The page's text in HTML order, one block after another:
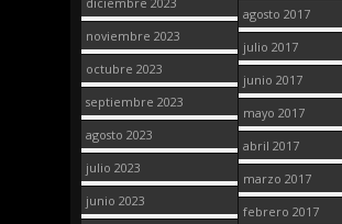
noviembre 2023
octubre 2023
septiembre 2023
agosto 2023
julio 2023
junio 2023
agosto 2017
julio 2017
junio 2017
mayo 2017
abril 2017
marzo 2017
febrero 2017